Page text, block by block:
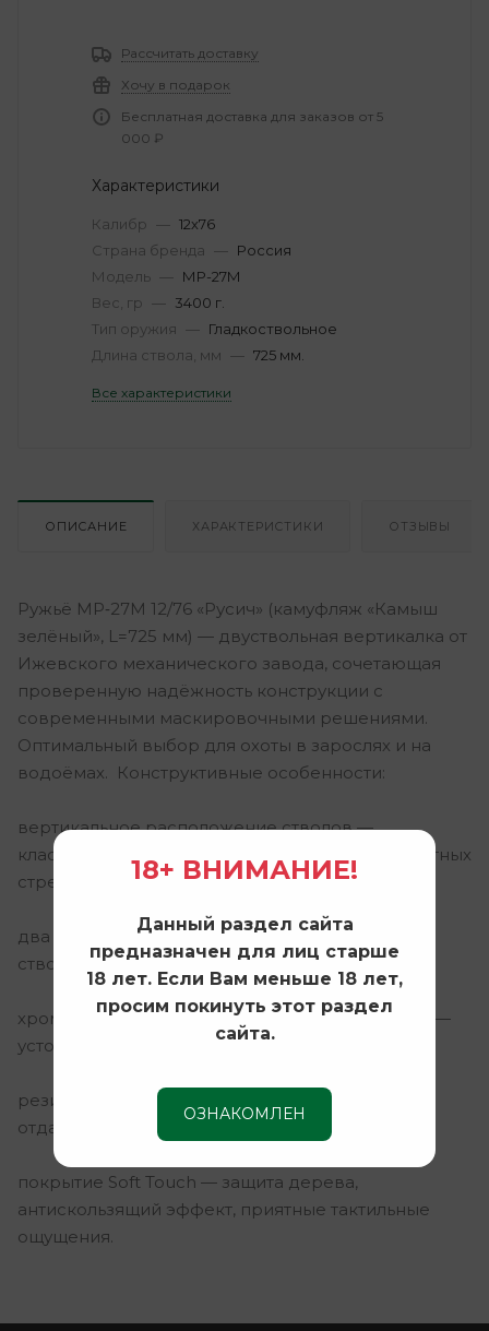
Рассчитать доставку
Хочу в подарок
Бесплатная доставка для заказов от 5
000 ₽
Характеристики
Калибр — 12х76
Страна бренда — Россия
Модель — МР-27М
Вес, гр — 3400 г.
Тип оружия — Гладкоствольное
Длина ствола, мм — 725 мм.
Все характеристики
ОПИСАНИЕ ХАРАКТЕРИСТИКИ ОТЗЫВЫ
Ружьё МР‑27М 12/76 «Русич» (камуфляж «Камыш
зелёный», L=725 мм) — двуствольная вертикалка от
Ижевского механического завода, сочетающая
проверенную надёжность конструкции с
современными маскировочными решениями.
Оптимальный выбор для охоты в зарослях и на
водоёмах. Конструктивные особенности:
вертикальное расположение стволов —
классическая компоновка, привычная для опытных
стрелков;
два независимых спусковых крючка — выбор
ствола в зависимости от ситуации;
хромированные каналы стволов и патронники —
устойчивость к коррозии, долгий срок службы;
резиновый затыльник приклада — снижение
отдачи, комфорт при стрельбе;
покрытие Soft Touch — защита дерева,
антискользящий эффект, приятные тактильные
ощущения.
18+ ВНИМАНИЕ!
Данный раздел сайта
предназначен для лиц старше
18 лет. Если Вам меньше 18 лет,
просим покинуть этот раздел
сайта.
ОЗНАКОМЛЕН